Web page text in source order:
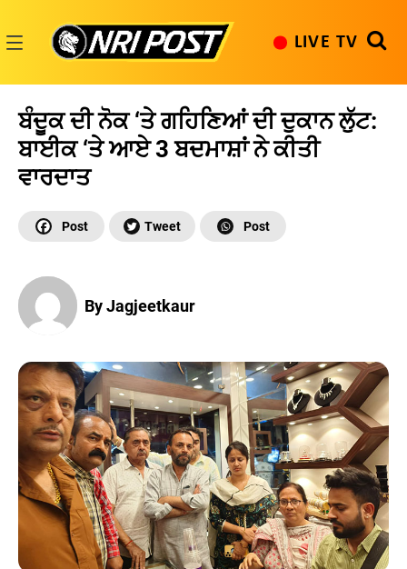
content
LIVE TV
ਬੰਦੂਕ ਦੀ ਨੋਕ ‘ਤੇ ਗਹਿਣਿਆਂ ਦੀ ਦੁਕਾਨ ਲੁੱਟ:
ਬਾਈਕ ‘ਤੇ ਆਏ 3 ਬਦਮਾਸ਼ਾਂ ਨੇ ਕੀਤੀ
ਵਾਰਦਾਤ
By Jagjeetkaur